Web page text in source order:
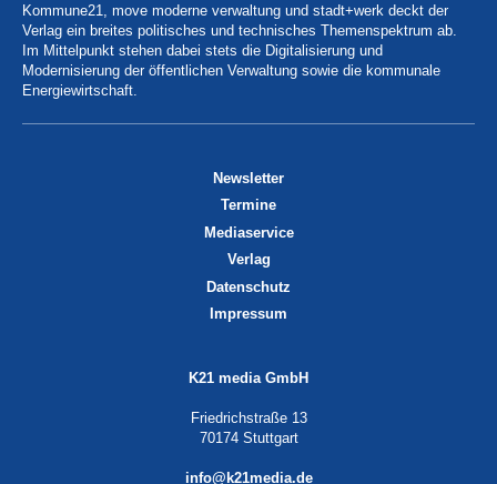
Kommune21, move moderne verwaltung und stadt+werk deckt der
Verlag ein breites politisches und technisches Themenspektrum ab.
Im Mittelpunkt stehen dabei stets die Digitalisierung und
Modernisierung der öffentlichen Verwaltung sowie die kommunale
Energiewirtschaft.
Newsletter
Termine
Mediaservice
Verlag
Datenschutz
Impressum
K21 media GmbH
Friedrichstraße 13
70174 Stuttgart
info@k21media.de